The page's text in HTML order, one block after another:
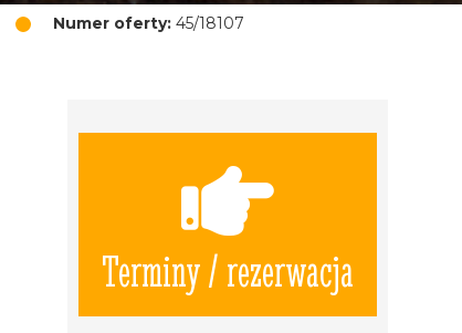
Numer oferty: 45/18107
Terminy / rezerwacja